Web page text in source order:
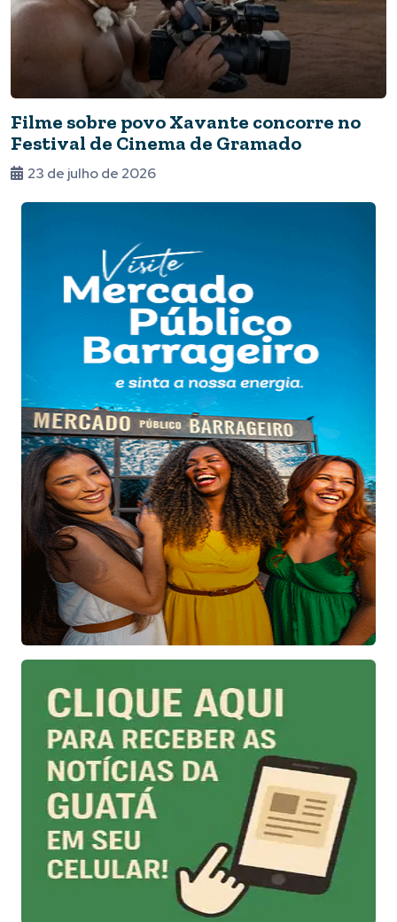
Filme sobre povo Xavante concorre no
Festival de Cinema de Gramado
23 de julho de 2026